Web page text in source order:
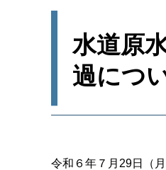
水道原
過につ
令和６年７月29日（